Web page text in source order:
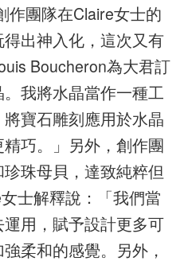
作團隊在Claire女士的
出神入化，這次又有
Boucheron為大君訂
我將水晶當作一種工
寶石雕刻應用於水晶
巧。」另外，創作團
珠母貝，達致純粹但
士解釋說：「我們當
用，賦予設計更多可
柔和的感覺。另外，